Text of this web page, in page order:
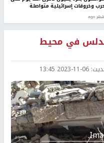
وخروقات إسرائيلية متواصلة
في محيط
2023-11-06 13:45